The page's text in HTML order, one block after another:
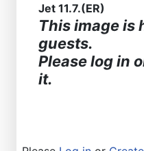
Jet 11.7.(ER)
This image is
guests.
Please log in
it.